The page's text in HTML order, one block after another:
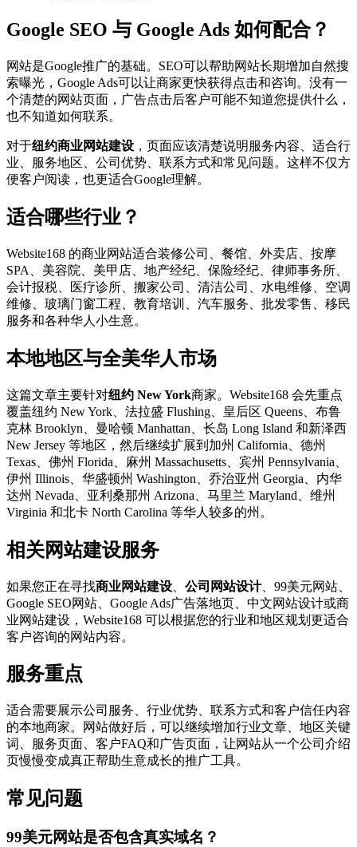
Google SEO 与 Google Ads 如何配合？
网站是Google推广的基础。SEO可以帮助网站长期增加自然搜
索曝光，Google Ads可以让商家更快获得点击和咨询。没有一
个清楚的网站页面，广告点击后客户可能不知道您提供什么，
也不知道如何联系。
对于纽约商业网站建设 ，页面应该清楚说明服务内容、适合行
业、服务地区、公司优势、联系方式和常见问题。这样不仅方
便客户阅读，也更适合Google理解。
适合哪些行业？
Website168 的商业网站适合装修公司、餐馆、外卖店、按摩
SPA、美容院、美甲店、地产经纪、保险经纪、律师事务所、
会计报税、医疗诊所、搬家公司、清洁公司、水电维修、空调
维修、玻璃门窗工程、教育培训、汽车服务、批发零售、移民
服务和各种华人小生意。
本地地区与全美华人市场
这篇文章主要针对纽约 New York商家。Website168 会先重点
覆盖纽约 New York、法拉盛 Flushing、皇后区 Queens、布鲁
克林 Brooklyn、曼哈顿 Manhattan、长岛 Long Island 和新泽西
New Jersey 等地区，然后继续扩展到加州 California、德州
Texas、佛州 Florida、麻州 Massachusetts、宾州 Pennsylvania、
伊州 Illinois、华盛顿州 Washington、乔治亚州 Georgia、内华
达州 Nevada、亚利桑那州 Arizona、马里兰 Maryland、维州
Virginia 和北卡 North Carolina 等华人较多的州。
相关网站建设服务
如果您正在寻找商业网站建设 公司网站设计、99美元网站、
Google SEO网站、Google Ads广告落地页、中文网站设计或商
业网站建设，Website168 可以根据您的行业和地区规划更适合
客户咨询的网站内容。
服务重点
适合需要展示公司服务、行业优势、联系方式和客户信任内容
的本地商家。网站做好后，可以继续增加行业文章、地区关键
词、服务页面、客户FAQ和广告页面，让网站从一个公司介绍
页慢慢变成真正帮助生意成长的推广工具。
常见问题
99美元网站是否包含真实域名？